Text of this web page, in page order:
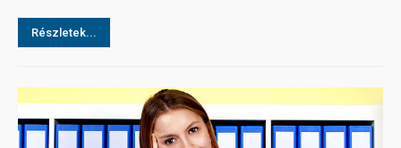
Részletek...